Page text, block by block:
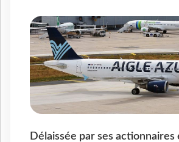
Délaissée par ses actionnaires